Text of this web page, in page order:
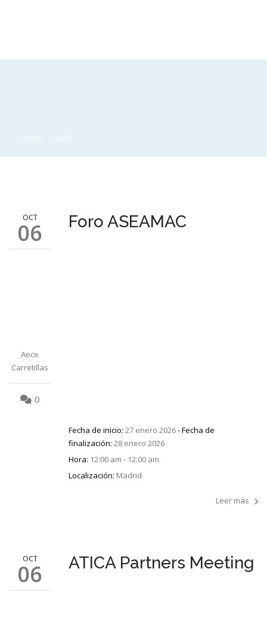
Home AECE
OCT
06
Aece
Carretillas
0
Foro ASEAMAC
Fecha de inicio: 27 enero 2026- Fecha de
finalización: 28 enero 2026
Hora: 12:00 am - 12:00 am
Localización: Madrid
Leer más
OCT
06 ATICA Partners Meeting